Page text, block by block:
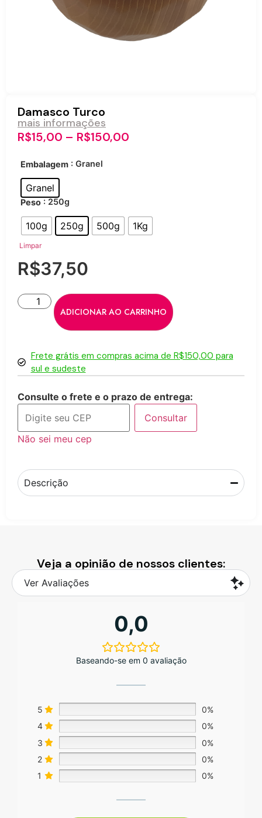
Damasco Turco
mais informações
R$15,00 – R$150,00
Embalagem : Granel
Granel
Peso : 250g
100g 250g 500g 1Kg
Limpar
R$37,50
ADICIONAR AO CARRINHO
Frete grátis em compras acima de R$150,00 para
sul e sudeste
Consulte o frete e o prazo de entrega:
Consultar
Não sei meu cep
Descrição
Veja a opinião de nossos clientes:
Ver Avaliações
0,0
Baseando-se em 0 avaliação
5
0%
4
0%
3
0%
2
0%
1
0%